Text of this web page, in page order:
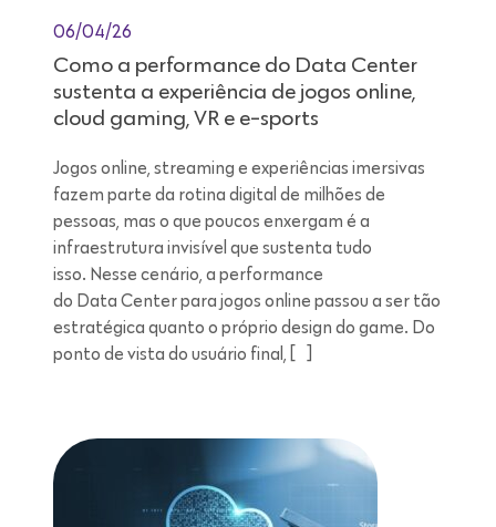
06/04/26
Como a performance do Data Center
sustenta a experiência de jogos online,
cloud gaming, VR e e-sports
Jogos online, streaming e experiências imersivas
fazem parte da rotina digital de milhões de
pessoas, mas o que poucos enxergam é a
infraestrutura invisível que sustenta tudo
isso. Nesse cenário, a performance
do Data Center para jogos online passou a ser tão
estratégica quanto o próprio design do game. Do
ponto de vista do usuário final, […]